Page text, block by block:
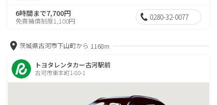
6時間まで7,700円
免責補償制度1,100円 0280-32-0077
茨城県古河市下山町から 1168m
トヨタレンタカー古河駅前
古河市東本町1-80-1